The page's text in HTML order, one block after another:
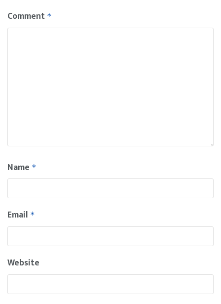
Comment *
Name *
Email *
Website